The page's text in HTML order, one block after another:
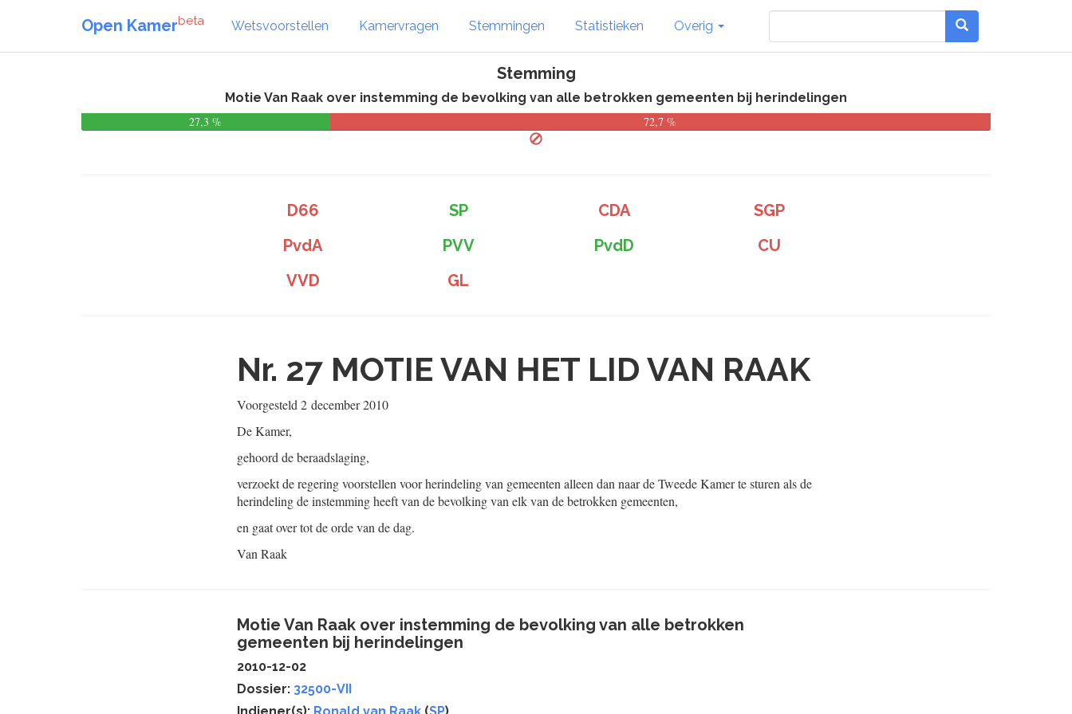
Open Kamerbeta Wetsvoorstellen Kamervragen Stemmingen Statistieken Overig
Stemming
Motie Van Raak over instemming de bevolking van alle betrokken gemeenten bij herindelingen
27,3 %
72,7 %
D66 SP CDA
SGP
PvdA
PVV PvdD
CU
VVD
GL
Nr. 27 MOTIE VAN HET LID VAN RAAK
Voorgesteld 2 december 2010
De Kamer,
gehoord de beraadslaging,
verzoekt de regering voorstellen voor herindeling van gemeenten alleen dan naar de Tweede Kamer te sturen als de
herindeling de instemming heeft van de bevolking van elk van de betrokken gemeenten,
en gaat over tot de orde van de dag.
Van Raak
Motie Van Raak over instemming de bevolking van alle betrokken
gemeenten bij herindelingen
2010-12-02
Dossier: 32500-VII